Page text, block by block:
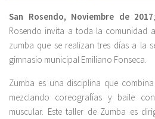
San Rosendo, Noviembre de 2017
Rosendo invita a toda la comunidad
zumba que se realizan tres días a la
gimnasio municipal Emiliano Fonseca.
Zumba es una disciplina que
mezclando coreografías y baile
muscular. Este taller de Zumba es